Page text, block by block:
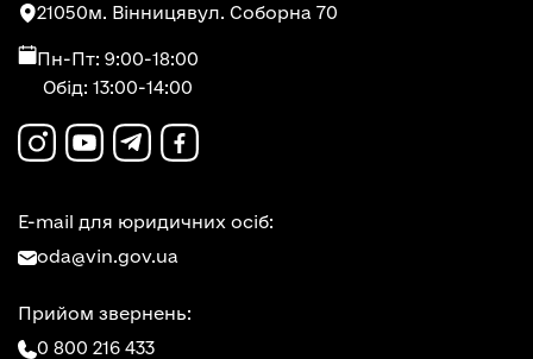
21050м. Вінницявул. Соборна 70
Пн-Пт: 9:00-18:00
Обід: 13:00-14:00
E-mail для юридичних осіб:
oda@vin.gov.ua
Прийом звернень:
0 800 216 433